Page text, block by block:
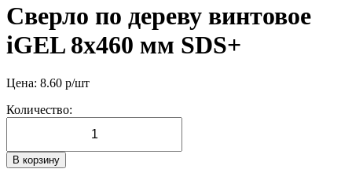
Сверло по дереву винтовое
iGEL 8х460 мм SDS+
Цена: 8.60 р/шт
Количество:
В корзину